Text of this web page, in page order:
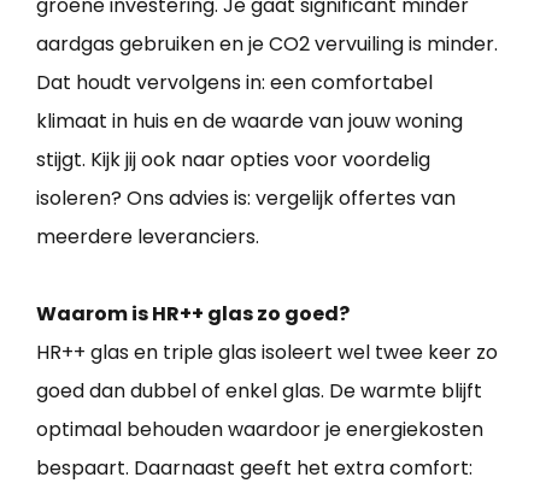
aardgas gebruiken en je CO2 vervuiling is minder.
Dat houdt vervolgens in: een comfortabel
klimaat in huis en de waarde van jouw woning
stijgt. Kijk jij ook naar opties voor voordelig
isoleren? Ons advies is: vergelijk offertes van
meerdere leveranciers.
Waarom is HR++ glas zo goed?
HR++ glas en triple glas isoleert wel twee keer zo
goed dan dubbel of enkel glas. De warmte blijft
optimaal behouden waardoor je energiekosten
bespaart. Daarnaast geeft het extra comfort: